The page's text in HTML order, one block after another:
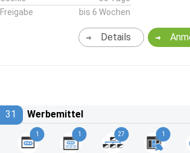
Freigabe
bis 6 Wochen
Details
31 Werbemittel
1 1 27 1